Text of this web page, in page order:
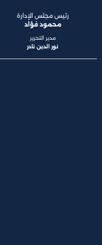
رئيس مجلس الإدارة
محمود فؤاد
مدير التحرير
نور الدين نادر